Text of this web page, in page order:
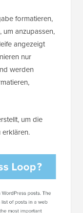
formatieren,
anzupassen,
angezeigt
nur
werden
um die
erklären.